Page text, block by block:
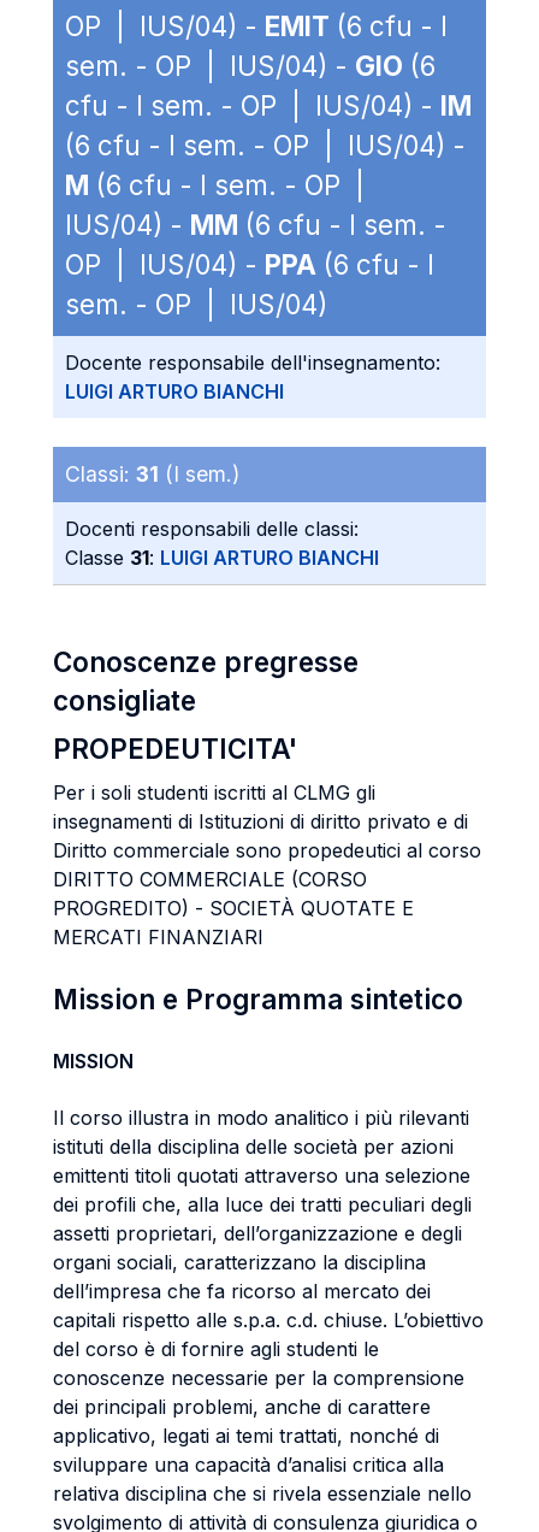
OP | IUS/04) - EMIT (6 cfu - I
sem. - OP | IUS/04) - GIO (6
cfu - I sem. - OP | IUS/04) - IM
(6 cfu - I sem. - OP | IUS/04) -
M (6 cfu - I sem. - OP |
IUS/04) - MM (6 cfu - I sem. -
OP | IUS/04) - PPA (6 cfu - I
sem. - OP | IUS/04)
Docente responsabile dell'insegnamento:
LUIGI ARTURO BIANCHI
Classi: 31 (I sem.)
Docenti responsabili delle classi:
Classe 31: LUIGI ARTURO BIANCHI
Conoscenze pregresse
consigliate
PROPEDEUTICITA'
Per i soli studenti iscritti al CLMG gli
insegnamenti di Istituzioni di diritto privato e di
Diritto commerciale sono propedeutici al corso
DIRITTO COMMERCIALE (CORSO
PROGREDITO) - SOCIETÀ QUOTATE E
MERCATI FINANZIARI
Mission e Programma sintetico
MISSION
Il corso illustra in modo analitico i più rilevanti
istituti della disciplina delle società per azioni
emittenti titoli quotati attraverso una selezione
dei profili che, alla luce dei tratti peculiari degli
assetti proprietari, dell’organizzazione e degli
organi sociali, caratterizzano la disciplina
dell’impresa che fa ricorso al mercato dei
capitali rispetto alle s.p.a. c.d. chiuse. L’obiettivo
del corso è di fornire agli studenti le
conoscenze necessarie per la comprensione
dei principali problemi, anche di carattere
applicativo, legati ai temi trattati, nonché di
sviluppare una capacità d’analisi critica alla
relativa disciplina che si rivela essenziale nello
svolgimento di attività di consulenza giuridica o